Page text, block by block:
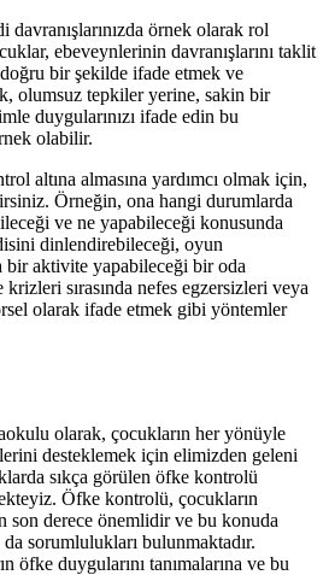
örnek olarak rol
ebeveynlerinin davranışlarını taklit
bir şekilde ifade etmek ve
olumsuz tepkiler yerine, sakin bir
duygularınızı ifade edin bu
olabilir.
altına almasına yardımcı olmak için,
Örneğin, ona hangi durumlarda
ve ne yapabileceği konusunda
dinlendirebileceği, oyun
bir aktivite yapabileceği bir oda
sırasında nefes egzersizleri veya
olarak ifade etmek gibi yöntemler
olarak, çocukların her yönüyle
desteklemek için elimizden geleni
sıkça görülen öfke kontrolü
Öfke kontrolü, çocukların
son derece önemlidir ve bu konuda
sorumlulukları bulunmaktadır.
öfke duygularını tanımalarına ve bu